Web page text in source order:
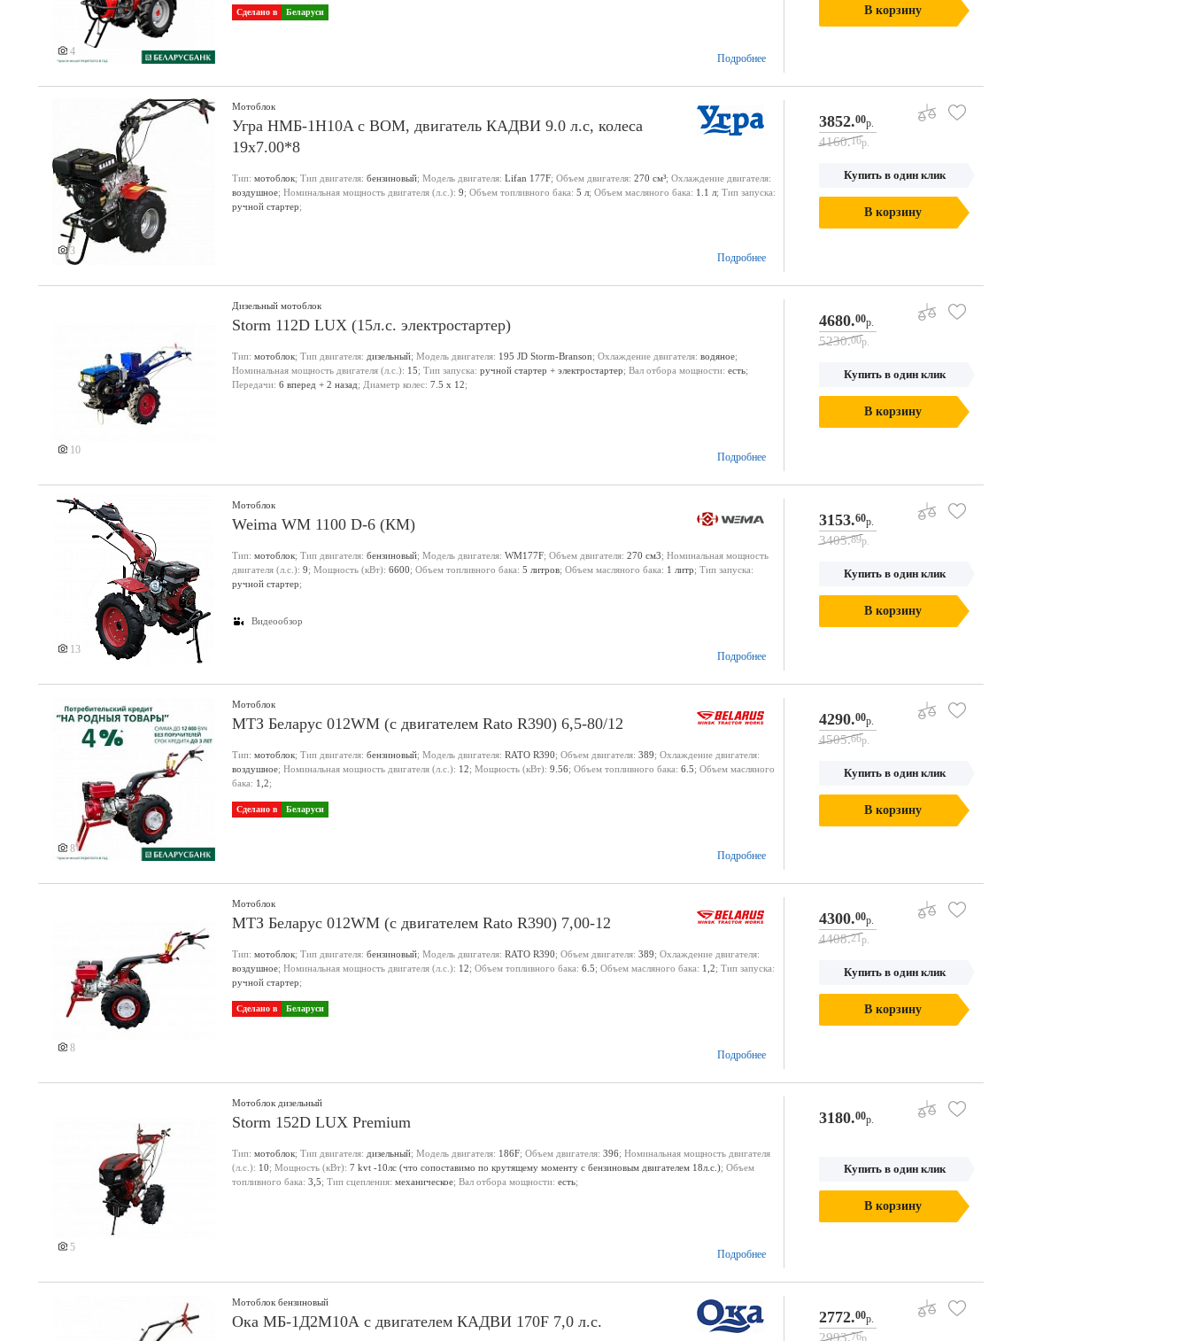
4
Сделано в Беларуси
Подробнее
В корзину
3
Мотоблок
Угра НМБ-1Н10A с ВОМ, двигатель КАДВИ 9.0 л.с, колеса
19х7.00*8
Тип: мотоблок; Тип двигателя: бензиновый; Модель двигателя: Lifan 177F; Объем двигателя: 270 см³; Охлаждение двигателя:
воздушное; Номинальная мощность двигателя (л.с.): 9; Объем топливного бака: 5 л; Объем масляного бака: 1.1 л; Тип запуска:
ручной стартер;
Подробнее
3852.00р.
4160.16р.
Купить в один клик
В корзину
10
Еще 1 фото
Дизельный мотоблок
Storm 112D LUX (15л.с. электростартер)
Тип: мотоблок; Тип двигателя: дизельный; Модель двигателя: 195 JD Storm-Branson; Охлаждение двигателя: водяное;
Номинальная мощность двигателя (л.с.): 15; Тип запуска: ручной стартер + электростартер; Вал отбора мощности: есть;
Передачи: 6 вперед + 2 назад; Диаметр колес: 7.5 x 12;
Подробнее
4680.00р.
5230.00р.
Купить в один клик
В корзину
13
Еще 4 фото
Мотоблок
Weima WM 1100 D-6 (КМ)
Тип: мотоблок; Тип двигателя: бензиновый; Модель двигателя: WM177F; Объем двигателя: 270 см3; Номинальная мощность
двигателя (л.с.): 9; Мощность (кВт): 6600; Объем топливного бака: 5 литров; Объем масляного бака: 1 литр; Тип запуска:
ручной стартер;
Видеообзор
Подробнее
3153.60р.
3405.89р.
Купить в один клик
В корзину
8
Мотоблок
МТЗ Беларус 012WM (с двигателем Rato R390) 6,5-80/12
Тип: мотоблок; Тип двигателя: бензиновый; Модель двигателя: RATO R390; Объем двигателя: 389; Охлаждение двигателя:
воздушное; Номинальная мощность двигателя (л.с.): 12; Мощность (кВт): 9.56; Объем топливного бака: 6.5; Объем масляного
бака: 1,2;
Сделано в Беларуси
Подробнее
4290.00р.
4505.66р.
Купить в один клик
В корзину
8
Мотоблок
МТЗ Беларус 012WM (с двигателем Rato R390) 7,00-12
Тип: мотоблок; Тип двигателя: бензиновый; Модель двигателя: RATO R390; Объем двигателя: 389; Охлаждение двигателя:
воздушное; Номинальная мощность двигателя (л.с.): 12; Объем топливного бака: 6.5; Объем масляного бака: 1,2; Тип запуска:
ручной стартер;
Сделано в Беларуси
Подробнее
4300.00р.
4408.21р.
Купить в один клик
В корзину
5
Мотоблок дизельный
Storm 152D LUX Premium
Тип: мотоблок; Тип двигателя: дизельный; Модель двигателя: 186F; Объем двигателя: 396; Номинальная мощность двигателя
(л.с.): 10; Мощность (кВт): 7 kvt -10лс (что сопоставимо по крутящему моменту с бензиновым двигателем 18л.с.); Объем
топливного бака: 3,5; Тип сцепления: механическое; Вал отбора мощности: есть;
Подробнее
3180.00р.
Купить в один клик
В корзину
Мотоблок бензиновый
Ока МБ-1Д2М10А с двигателем КАДВИ 170F 7,0 л.с. 2772.00р.
2993.76р.